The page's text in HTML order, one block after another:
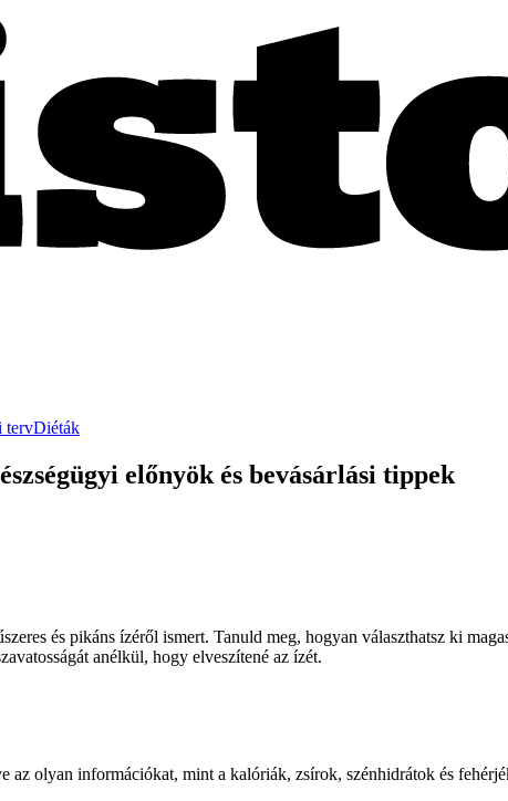
tervDiéták
előnyök és bevásárlási tippek
és pikáns ízéről ismert. Tanuld meg, hogyan választhatsz ki
anélkül, hogy elveszítené az ízét.
az olyan információkat, mint a kalóriák, zsírok, szénhidrátok és